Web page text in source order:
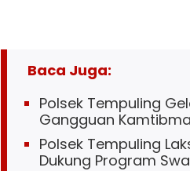
Baca Juga:
Polsek Tempuling
Gangguan
Polsek Tempuling
Dukung Program